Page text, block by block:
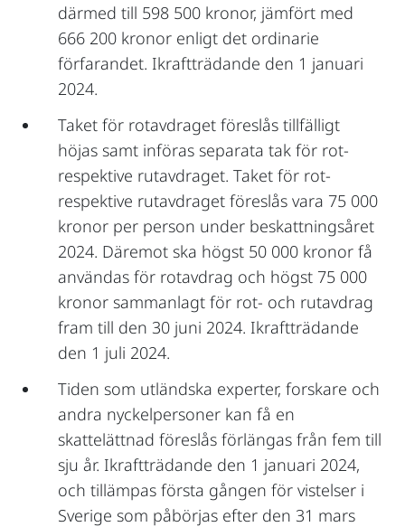
därmed till 598 500 kronor, jämfört med
666 200 kronor enligt det ordinarie
förfarandet. Ikraftträdande den 1 januari
2024.
Taket för rotavdraget föreslås tillfälligt
höjas samt införas separata tak för rot-
respektive rutavdraget. Taket för rot-
respektive rutavdraget föreslås vara 75 000
kronor per person under beskattningsåret
2024. Däremot ska högst 50 000 kronor få
användas för rotavdrag och högst 75 000
kronor sammanlagt för rot- och rutavdrag
fram till den 30 juni 2024. Ikraftträdande
den 1 juli 2024.
Tiden som utländska experter, forskare och
andra nyckelpersoner kan få en
skattelättnad föreslås förlängas från fem till
sju år. Ikraftträdande den 1 januari 2024,
och tillämpas första gången för vistelser i
Sverige som påbörjas efter den 31 mars